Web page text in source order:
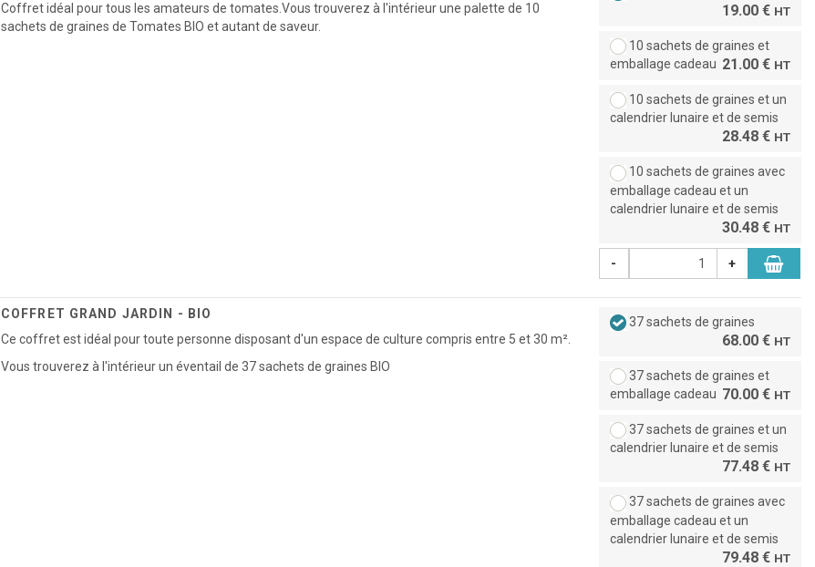
Coffret idéal pour tous les amateurs de tomates.Vous trouverez à l'intérieur une palette de 10
sachets de graines de Tomates BIO et autant de saveur.
19.00 € HT
10 sachets de graines et
emballage cadeau 21.00 € HT
10 sachets de graines et un
calendrier lunaire et de semis
28.48 € HT
10 sachets de graines avec
emballage cadeau et un
calendrier lunaire et de semis
30.48 € HT
- +
COFFRET GRAND JARDIN - BIO
Ce coffret est idéal pour toute personne disposant d'un espace de culture compris entre 5 et 30 m².
Vous trouverez à l'intérieur un éventail de 37 sachets de graines BIO
37 sachets de graines
68.00 € HT
37 sachets de graines et
emballage cadeau 70.00 € HT
37 sachets de graines et un
calendrier lunaire et de semis
77.48 € HT
37 sachets de graines avec
emballage cadeau et un
calendrier lunaire et de semis
79.48 € HT